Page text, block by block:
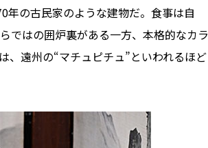
年の古民家のような建物だ。食事は自
ではの囲炉裏がある一方、本格的なカラ
遠州の“マチュピチュ”といわれるほど